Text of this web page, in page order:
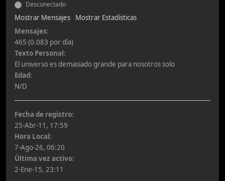
Desconectado
Mostrar Mensajes
Mostrar Estadísticas
Mensajes:
465 (0.083 por día)
Texto Personal:
El universo es demasiado grande para nosotros solo
Edad:
N/D
Fecha de registro:
25-Abr-11, 17:59
Hora Local:
7-Ago-26, 06:20
Última vez activo:
2-Ene-15, 23:11